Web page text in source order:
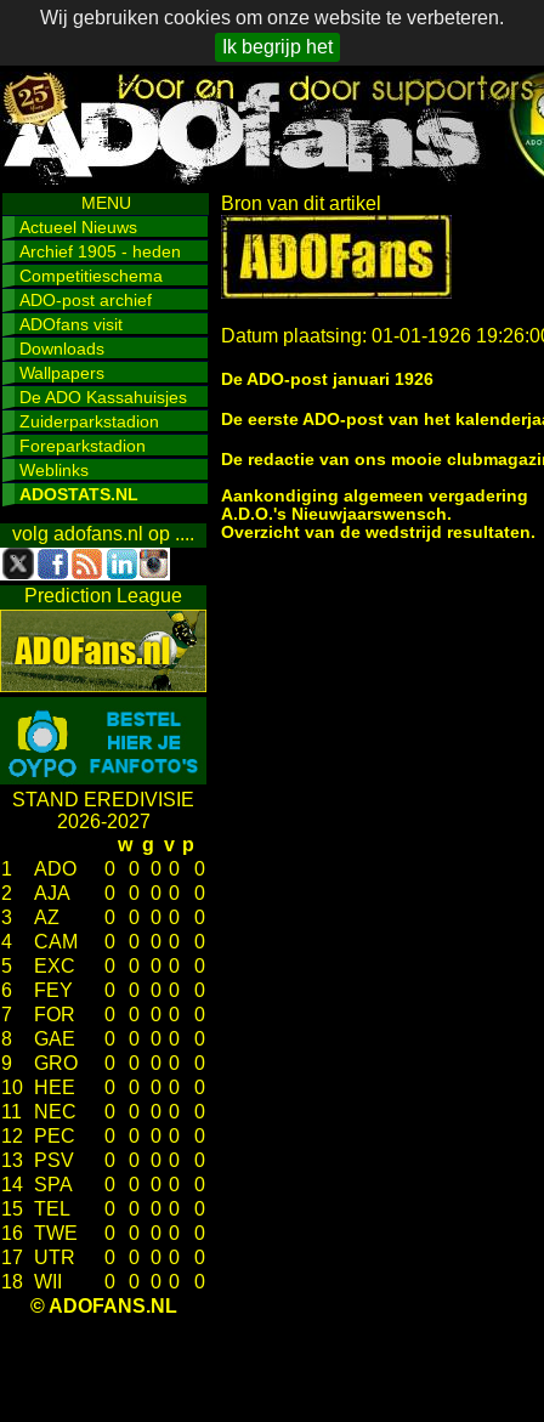
Wij gebruiken cookies om onze website te verbeteren.
Ik begrijp het
MENU
Actueel Nieuws
Archief 1905 - heden
Competitieschema
ADO-post archief
ADOfans visit
Downloads
Wallpapers
De ADO Kassahuisjes
Zuiderparkstadion
Foreparkstadion
Weblinks
ADOSTATS.NL
volg adofans.nl op ....
Prediction League
STAND EREDIVISIE
2026-2027
w g v p
1
ADO 0 0 0 0
0
2
AJA 0 0 0 0
0
3
AZ 0 0 0 0
0
4
CAM 0 0 0 0
0
5
EXC 0 0 0 0
0
6
FEY 0 0 0 0
0
7
FOR 0 0 0 0
0
8
GAE 0 0 0 0
0
9
GRO 0 0 0 0
0
10
HEE 0 0 0 0
0
11
NEC 0 0 0 0
0
12
PEC 0 0 0 0
0
13
PSV 0 0 0 0
0
14 SPA 0 0 0 0
0
15 TEL 0 0 0 0
0
16 TWE 0 0 0 0
0
17 UTR 0 0 0 0
0
18 WII 0 0 0 0
0
© ADOFANS.NL
Bron van dit artikel
Datum plaatsing: 01-01-1926
De ADO-post januari 1926
De eerste ADO-post van het
De redactie van ons mooie
Aankondiging algemeen vergadering
A.D.O.'s Nieuwjaarswensch.
Overzicht van de wedstrijd resultaten.